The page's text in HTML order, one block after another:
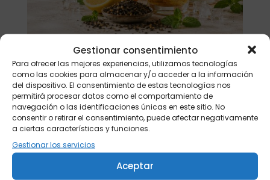
Gestionar consentimiento
Para ofrecer las mejores experiencias, utilizamos tecnologías
como las cookies para almacenar y/o acceder a la información
del dispositivo. El consentimiento de estas tecnologías nos
permitirá procesar datos como el comportamiento de
navegación o las identificaciones únicas en este sitio. No
consentir o retirar el consentimiento, puede afectar negativamente
a ciertas características y funciones.
Gestionar los servicios
Aceptar
Buscar
Productos
Tisanera "Christmas Cats" 0,25l.
porcelana